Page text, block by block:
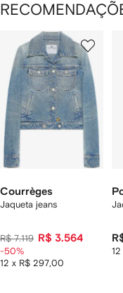
Courrèges
Jaqueta jeans
R$ 7.119 R$ 3.564
12 x R$ 297,00
-50% 12